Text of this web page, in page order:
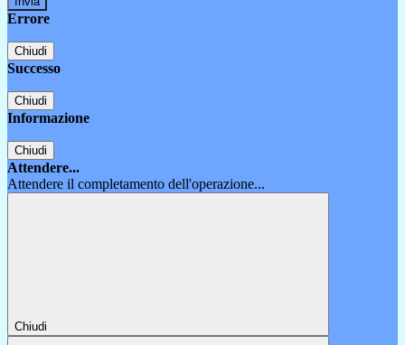
Errore
Chiudi
Successo
Chiudi
Informazione
Chiudi
Attendere...
Attendere il completamento dell'operazione...
Chiudi